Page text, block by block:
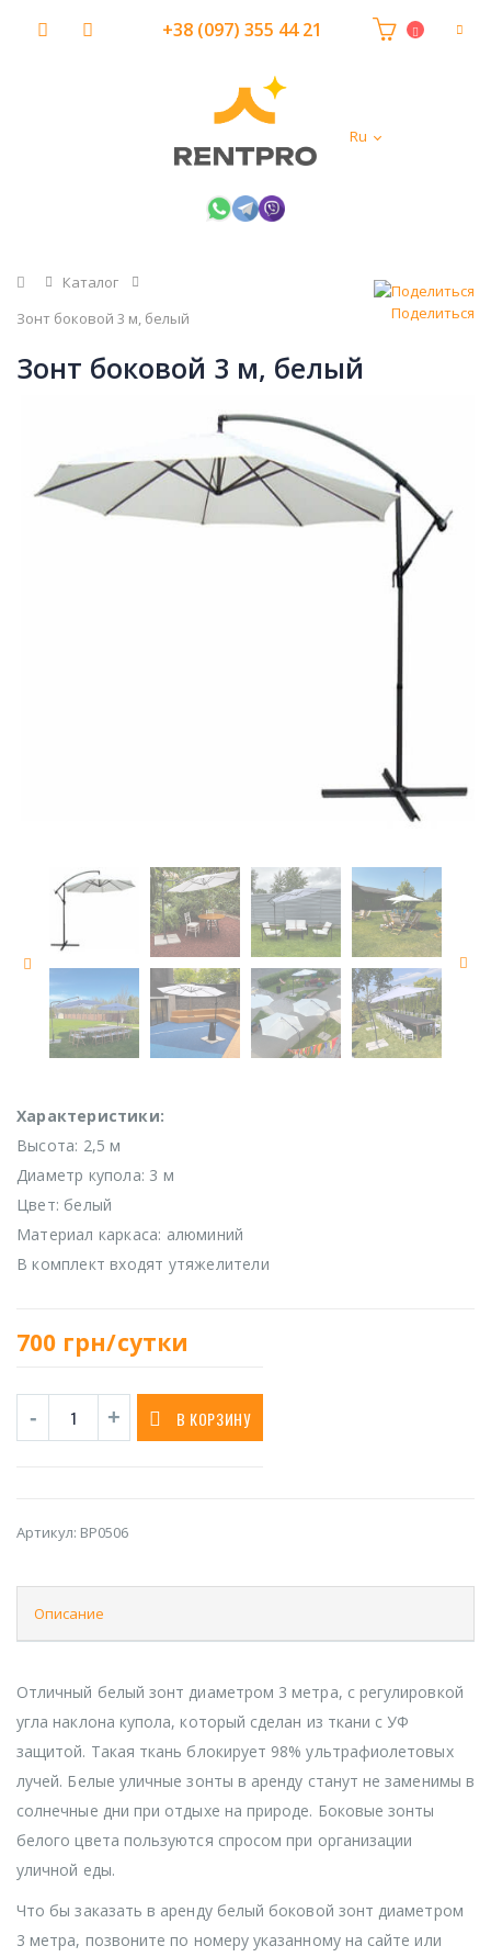
Ru
+38 (097) 355 44 21
Главная
Каталог
Зонт боковой 3 м, белый
Поделиться
Зонт боковой 3 м, белый
Характеристики:
Высота: 2,5 м
Диаметр купола: 3 м
Цвет: белый
Материал каркаса: алюминий
В комплект входят утяжелители
700 грн/сутки
В КОРЗИНУ
Артикул: BP0506
Описание
Отличный белый зонт диаметром 3 метра, с регулировкой
угла наклона купола, который сделан из ткани с УФ
защитой. Такая ткань блокирует 98% ультрафиолетовых
лучей. Белые уличные зонты в аренду станут не заменимы в
солнечные дни при отдыхе на природе. Боковые зонты
белого цвета пользуются спросом при организации
уличной еды.
Что бы заказать в аренду белый боковой зонт диаметром
3 метра, позвоните по номеру указанному на сайте или